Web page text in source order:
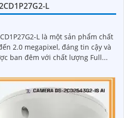
L
L là một sản phẩm chất
2.0 megapixel, đáng tin cậy và
được ban đêm với chất lượng Full...